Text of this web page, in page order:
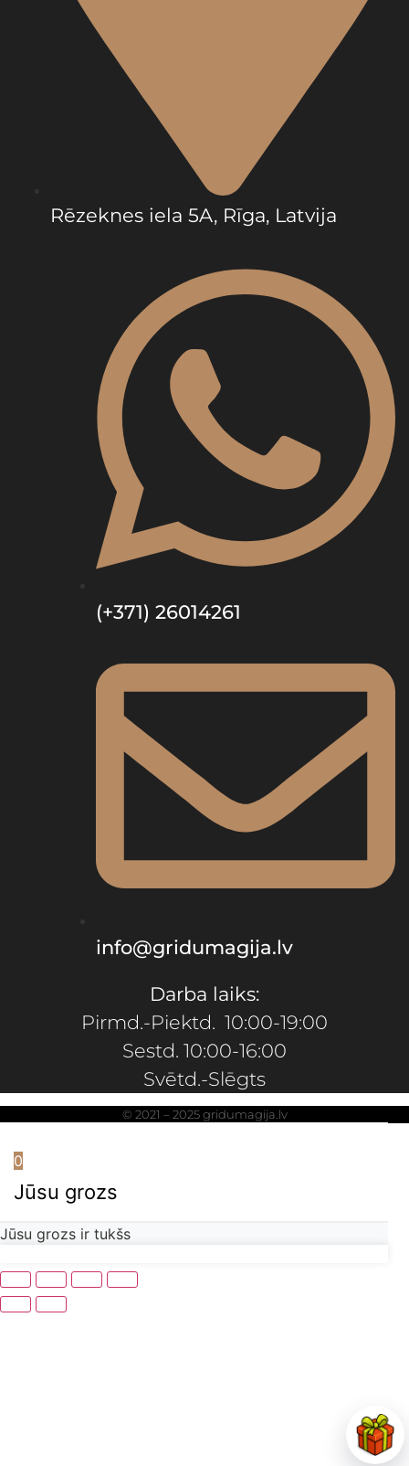
Rēzeknes iela 5A, Rīga, Latvija
(+371) 26014261
info@gridumagija.lv
Darba laiks:
Pirmd.-Piektd. 10:00-19:00
Sestd. 10:00-16:00
Svētd.-Slēgts
© 2021 – 2025 gridumagija.lv
0
Jūsu grozs
Jūsu grozs ir tukšs